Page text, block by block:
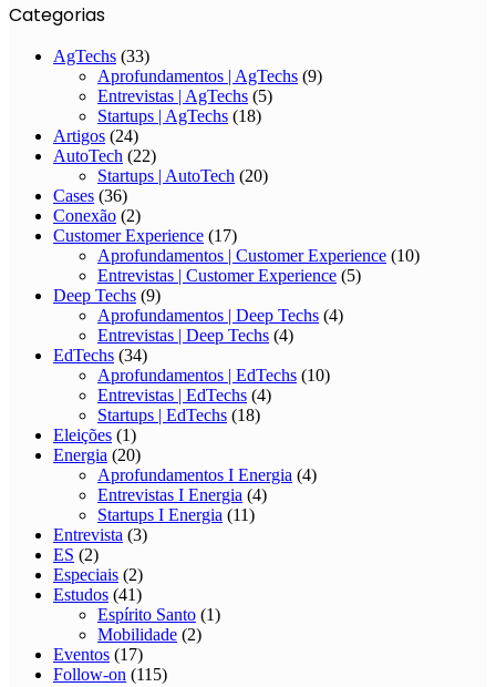
Categorias
AgTechs (33)
Aprofundamentos | AgTechs (9)
Entrevistas | AgTechs (5)
Startups | AgTechs (18)
Artigos (24)
AutoTech (22)
Startups | AutoTech (20)
Cases (36)
Conexão (2)
Customer Experience (17)
Aprofundamentos | Customer Experience (10)
Entrevistas | Customer Experience (5)
Deep Techs (9)
Aprofundamentos | Deep Techs (4)
Entrevistas | Deep Techs (4)
EdTechs (34)
Aprofundamentos | EdTechs (10)
Entrevistas | EdTechs (4)
Startups | EdTechs (18)
Eleições (1)
Energia (20)
Aprofundamentos I Energia (4)
Entrevistas I Energia (4)
Startups I Energia (11)
Entrevista (3)
ES (2)
Especiais (2)
Estudos (41)
Espírito Santo (1)
Mobilidade (2)
Eventos (17)
Follow-on (115)